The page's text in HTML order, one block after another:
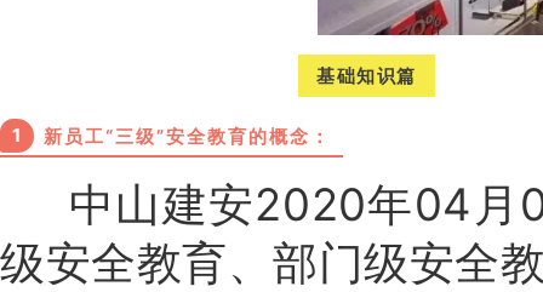
基础知识篇
1 新员工“三级”安全教育的概念：
中山建安2020年04月
级安全教育、部门级安全